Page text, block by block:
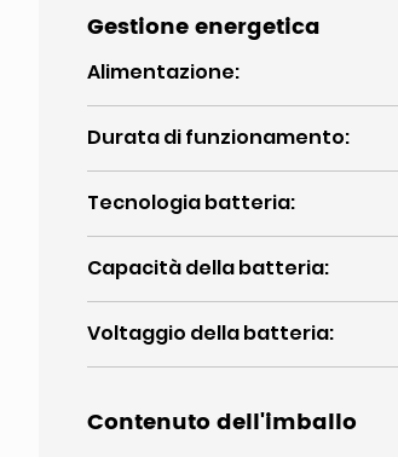
Gestione energetica
Alimentazione:
Durata di funzionamento:
Tecnologia batteria:
Capacità della batteria:
Voltaggio della batteria:
Contenuto dell'imballo